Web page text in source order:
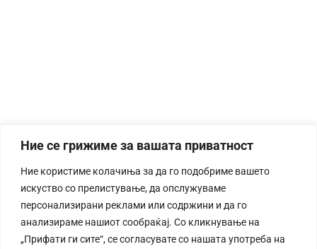
Ние се грижиме за вашата приватност
Ние користиме колачиња за да го подобриме вашето
искуство со прелистување, да опслужуваме
персонализирани реклами или содржини и да го
анализираме нашиот сообраќај. Со кликнување на
„Прифати ги сите“, се согласувате со нашата употреба на